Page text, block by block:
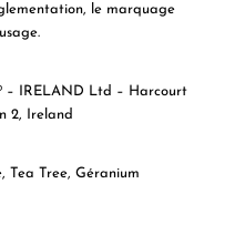
le marquage
– IRELAND Ltd – Harcourt
2, Ireland
Tea Tree, Géranium